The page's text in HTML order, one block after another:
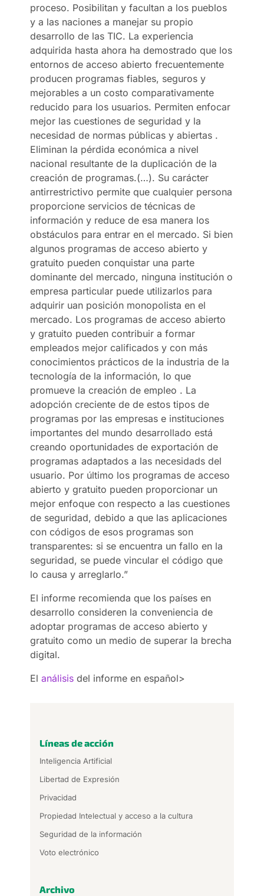
proceso. Posibilitan y facultan a los pueblos
y a las naciones a manejar su propio
desarrollo de las TIC. La experiencia
adquirida hasta ahora ha demostrado que los
entornos de acceso abierto frecuentemente
producen programas fiables, seguros y
mejorables a un costo comparativamente
reducido para los usuarios. Permiten enfocar
mejor las cuestiones de seguridad y la
necesidad de normas públicas y abiertas .
Eliminan la pérdida económica a nivel
nacional resultante de la duplicación de la
creación de programas.(…). Su carácter
antirrestrictivo permite que cualquier persona
proporcione servicios de técnicas de
información y reduce de esa manera los
obstáculos para entrar en el mercado. Si bien
algunos programas de acceso abierto y
gratuito pueden conquistar una parte
dominante del mercado, ninguna institución o
empresa particular puede utilizarlos para
adquirir uan posición monopolista en el
mercado. Los programas de acceso abierto
y gratuito pueden contribuir a formar
empleados mejor calificados y con más
conocimientos prácticos de la industria de la
tecnología de la información, lo que
promueve la creación de empleo . La
adopción creciente de de estos tipos de
programas por las empresas e instituciones
importantes del mundo desarrollado está
creando oportunidades de exportación de
programas adaptados a las necesidads del
usuario. Por último los programas de acceso
abierto y gratuito pueden proporcionar un
mejor enfoque con respecto a las cuestiones
de seguridad, debido a que las aplicaciones
con códigos de esos programas son
transparentes: si se encuentra un fallo en la
seguridad, se puede vincular el código que
lo causa y arreglarlo.”
El informe recomienda que los países en
desarrollo consideren la conveniencia de
adoptar programas de acceso abierto y
gratuito como un medio de superar la brecha
digital.
Elanálisis del informe en español>
Líneas de acción
Inteligencia Artificial
Libertad de Expresión
Privacidad
Propiedad Intelectual y acceso a la cultura
Seguridad de la información
Voto electrónico
Archivo